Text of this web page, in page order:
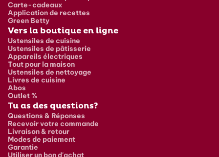
Carte-cadeaux
Application de recettes
Green Betty
Vers la boutique en ligne
Ustensiles de cuisine
Ustensiles de pâtisserie
Appareils électriques
Tout pour la maison
Ustensiles de nettoyage
Livres de cuisine
Abos
Outlet %
Tu as des questions?
Questions & Réponses
Recevoir votre commande
Livraison & retour
Modes de paiement
Garantie
Utiliser un bon d'achat